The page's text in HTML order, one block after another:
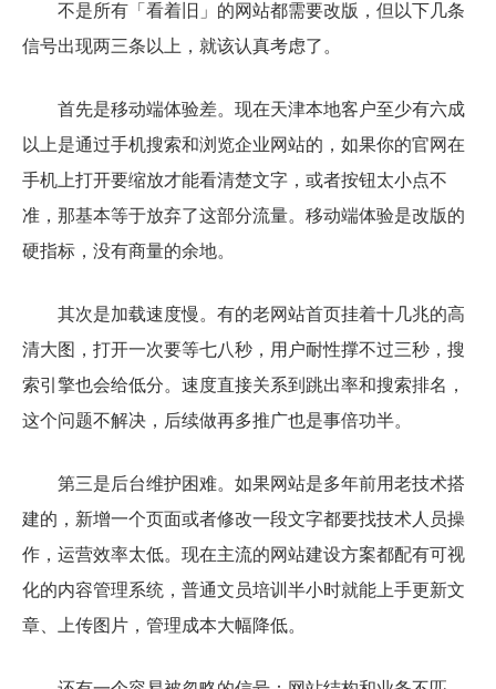
不是所有「看着旧」的网站都需要改版，但以下几条
信号出现两三条以上，就该认真考虑了。
首先是移动端体验差。现在天津本地客户至少有六成
以上是通过手机搜索和浏览企业网站的，如果你的官网在
手机上打开要缩放才能看清楚文字，或者按钮太小点不
准，那基本等于放弃了这部分流量。移动端体验是改版的
硬指标，没有商量的余地。
其次是加载速度慢。有的老网站首页挂着十几兆的高
清大图，打开一次要等七八秒，用户耐性撑不过三秒，搜
索引擎也会给低分。速度直接关系到跳出率和搜索排名，
这个问题不解决，后续做再多推广也是事倍功半。
第三是后台维护困难。如果网站是多年前用老技术搭
建的，新增一个页面或者修改一段文字都要找技术人员操
作，运营效率太低。现在主流的网站建设方案都配有可视
化的内容管理系统，普通文员培训半小时就能上手更新文
章、上传图片，管理成本大幅降低。